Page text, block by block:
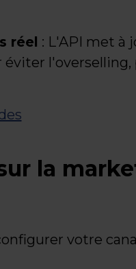
réel : L'API met à
la
votre